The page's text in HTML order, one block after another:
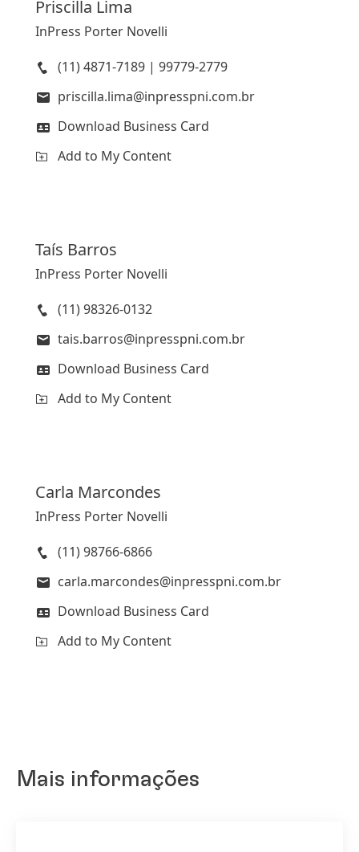
Priscilla Lima
InPress Porter Novelli
(11) 4871-7189 | 99779-2779
priscilla.lima@inpresspni.com.br
Download Business Card
Add to My Content
Taís Barros
InPress Porter Novelli
(11) 98326-0132
tais.barros@inpresspni.com.br
Download Business Card
Add to My Content
Carla Marcondes
InPress Porter Novelli
(11) 98766-6866
carla.marcondes@inpresspni.com.br
Download Business Card
Add to My Content
Mais informações